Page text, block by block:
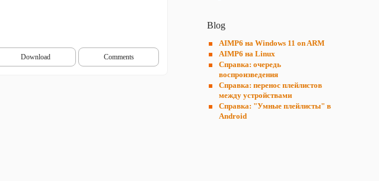
Download Comments
Blog
AIMP6 на Windows 11 on ARM
AIMP6 на Linux
Справка: очередь
воспроизведения
Справка: перенос плейлистов
между устройствами
Справка: "Умные плейлисты" в
Android